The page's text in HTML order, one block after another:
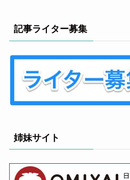
記事ライター募集
姉妹サイト